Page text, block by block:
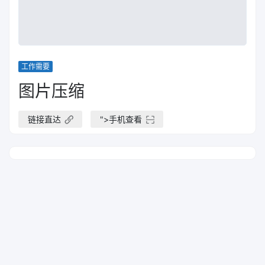
工作需要
图片压缩
链接直达 ">手机查看